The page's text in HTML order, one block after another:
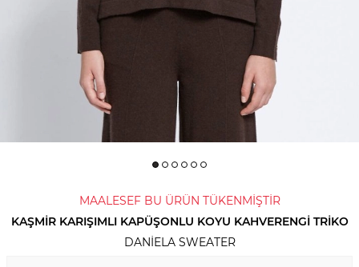
MAALESEF BU ÜRÜN TÜKENMİŞTİR
KAŞMIR KARIŞIMLI KAPÜŞONLU KOYU KAHVERENGI TRIKO
DANIELA SWEATER